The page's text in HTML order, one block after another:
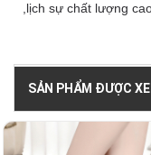
,lịch sự chất lượng
SẢN PHẨM ĐƯỢC